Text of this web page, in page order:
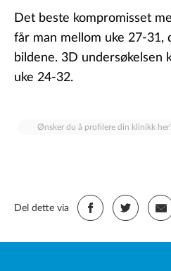
Det beste kompromisset
får man mellom uke 27-31,
bildene. 3D undersøkelsen
uke 24-32.
Ønsker du å profilere din klinikk
Del dette via